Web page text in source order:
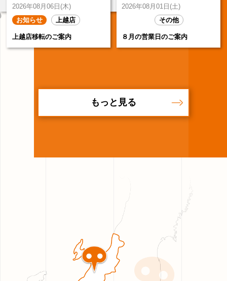
2026年08月06日(木)
お知らせ
上越店
上越店移転のご案内
2026年08月01日(土)
その他
８月の営業日のご案内
もっと見る